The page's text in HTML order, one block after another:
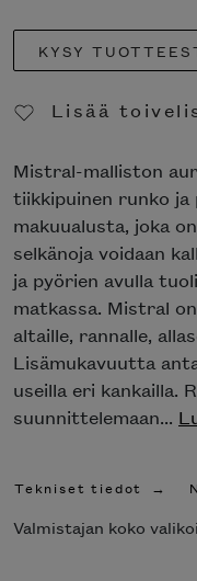
KYSY
Lisää
Mistral-malliston
tiikkipuinen runko
makuualusta, joka
selkänoja voidaan
ja pyörien avulla
matkassa. Mistral
altaille, rannalle,
Lisämukavuutta
useilla eri kankailla.
suunnittelemaan...
Tekniset tiedot
Valmistajan koko